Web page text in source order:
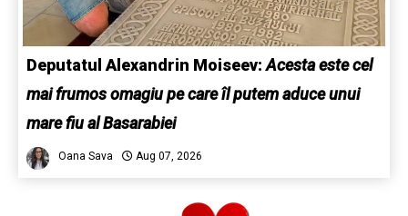
Deputatul Alexandrin Moiseev:Acesta este cel
mai frumos omagiu pe care îl putem aduce unui
mare fiu al Basarabiei
Oana Sava Aug 07, 2026